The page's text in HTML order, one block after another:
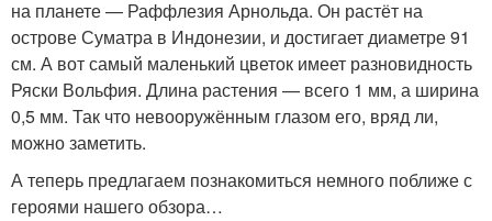
на планете — Раффлезия Арнольда. Он растёт на
острове Суматра в Индонезии, и достигает диаметре 91
см. А вот самый маленький цветок имеет разновидность
Ряски Вольфия. Длина растения — всего 1 мм, а ширина
0,5 мм. Так что невооружённым глазом его, вряд ли,
можно заметить.
А теперь предлагаем познакомиться немного поближе с
героями нашего обзора…